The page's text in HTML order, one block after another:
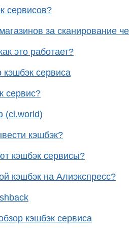
сервисов?
за сканирование
это работает?
кэшбэк сервиса
сервис?
(cl.world)
кэшбэк?
кэшбэк сервисы?
кэшбэк на Алиэкспресс?
кэшбэк сервиса